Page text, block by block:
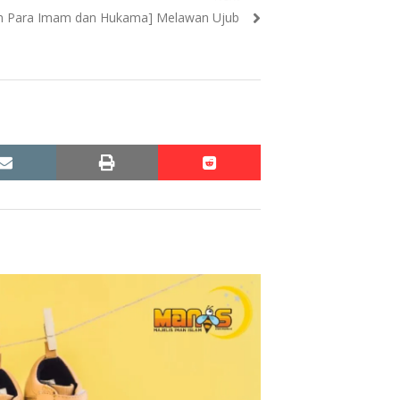
Para Imam dan Hukama] Melawan Ujub
email print reddit
reddit